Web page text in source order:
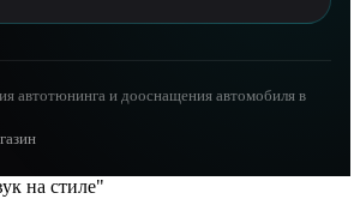
автотюнинга и дооснащения автомобиля в
на стиле"